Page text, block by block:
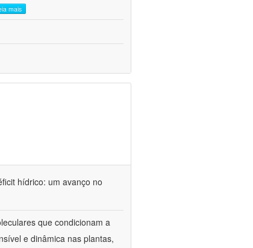
mais
hídrico: um avanço no
que condicionam a
e dinâmica nas plantas,